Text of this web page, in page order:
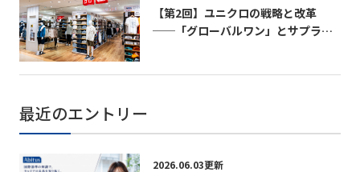
【第2回】ユニクロの戦略と改革
──「グローバルワン」とサプライ
最近のエントリー
2026.06.03更新